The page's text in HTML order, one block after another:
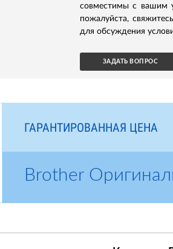
совместимы с вашим
пожалуйста,
для обсуждения
ЗАДАТЬ ВОПРОС
ГАРАНТИРОВАННАЯ ЦЕНА
Brother